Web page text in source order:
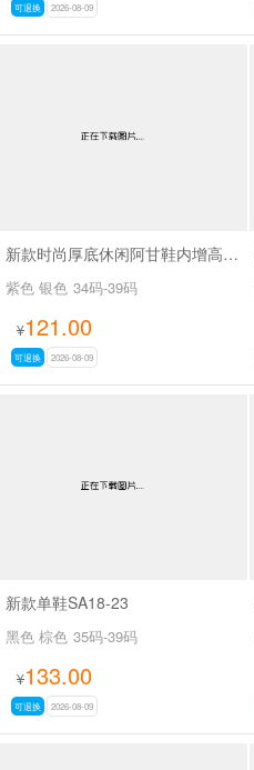
可退换 2026-08-09
新款时尚厚底休闲阿甘鞋内增高休闲鞋 SA2165
紫色 银色 34码-39码
¥121.00
可退换 2026-08-09
新款单鞋SA18-23
黑色 棕色 35码-39码
¥133.00
可退换 2026-08-09